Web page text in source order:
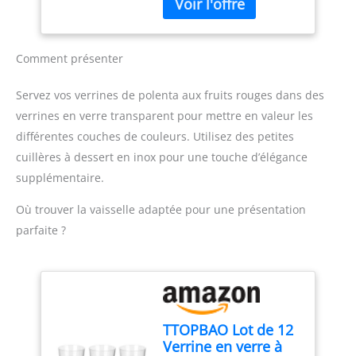
contemporaine. D’une
capacité de 170 ml (82
mm de diamètre, 58 mm
lave-vaisselle, offrant une
grande commodité au
quotidien.
bouches lors de repas et
événements VERRINE
DESSERT FORMAT
capacité d’environ 80 ml,
idéale pour petites
portions, dégustations et
présentation de
préparations en couches
Le verre transparent
permet de bien visualiser
entrées et amuse-
bouches lors du service
VERRINE VERRE APERITIF
POLYVALENT - Convient
pour desserts, entrées et
Comment présenter
Servez vos verrines de polenta aux fruits rouges dans des
verrines en verre transparent pour mettre en valeur les
différentes couches de couleurs. Utilisez des petites
cuillères à dessert en inox pour une touche d’élégance
supplémentaire.
Où trouver la vaisselle adaptée pour une présentation
parfaite ?
TTOPBAO Lot de 12
Verrine en verre à